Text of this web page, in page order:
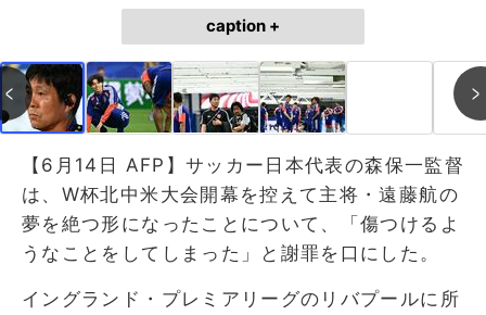
caption +
【6月14日 AFP】サッカー日本代表の森保一監督
は、W杯北中米大会開幕を控えて主将・遠藤航の
夢を絶つ形になったことについて、「傷つけるよ
うなことをしてしまった」と謝罪を口にした。
イングランド・プレミアリーグのリバプールに所